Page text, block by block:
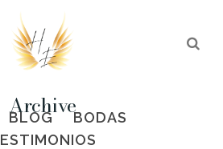
Archive
BLOG
BODAS